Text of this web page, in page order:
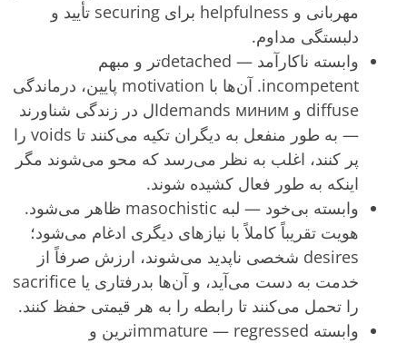
مهربانی و helpfulness برای securing تأیید و
دلبستگی مداوم.
وابسته ناکارآمد — detachedتر و مبهم
incompetent. آن‌ها با motivation پایین، درماندگی
diffuse و demands минимال در زندگی شناورند
— به طور منفعل به دیگران تکیه می‌کنند تا voids را
پر کنند، اغلب به نظر می‌رسد که محو می‌شوند مگر
اینکه به طور فعال کشیده شوند.
وابسته بی‌خود — لبه masochistic ظاهر می‌شود.
هویت تقریباً کاملاً با نیازهای دیگری ادغام می‌شود؛
desires شخصی ناپدید می‌شوند، ارزش صرفاً از
خدمت به دست می‌آید، و آن‌ها بدرفتاری یا sacrifice
را تحمل می‌کنند تا رابطه را به هر قیمتی حفظ کنند.
وابسته immature — regressedترین و